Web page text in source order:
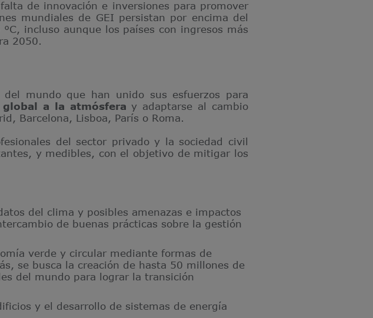
de innovación e inversiones para promover
mundiales de GEI persistan por encima del
incluso aunque los países con ingresos más
2050.
mundo que han unido sus esfuerzos para
a la atmósfera y adaptarse al cambio
Barcelona, Lisboa, París o Roma.
del sector privado y la sociedad civil
y medibles, con el objetivo de mitigar los
del clima y posibles amenazas e impactos
de buenas prácticas sobre la gestión
verde y circular mediante formas de
se busca la creación de hasta 50 millones de
del mundo para lograr la transición
y el desarrollo de sistemas de energía